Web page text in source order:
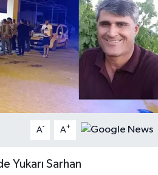
A- A+
Yukarı Sarhan